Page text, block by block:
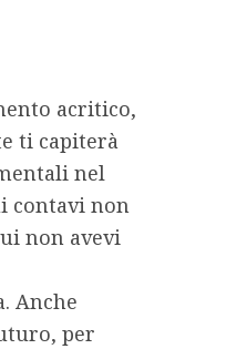
acritico,
ti capiterà
nel
contavi non
non avevi
. Anche
per